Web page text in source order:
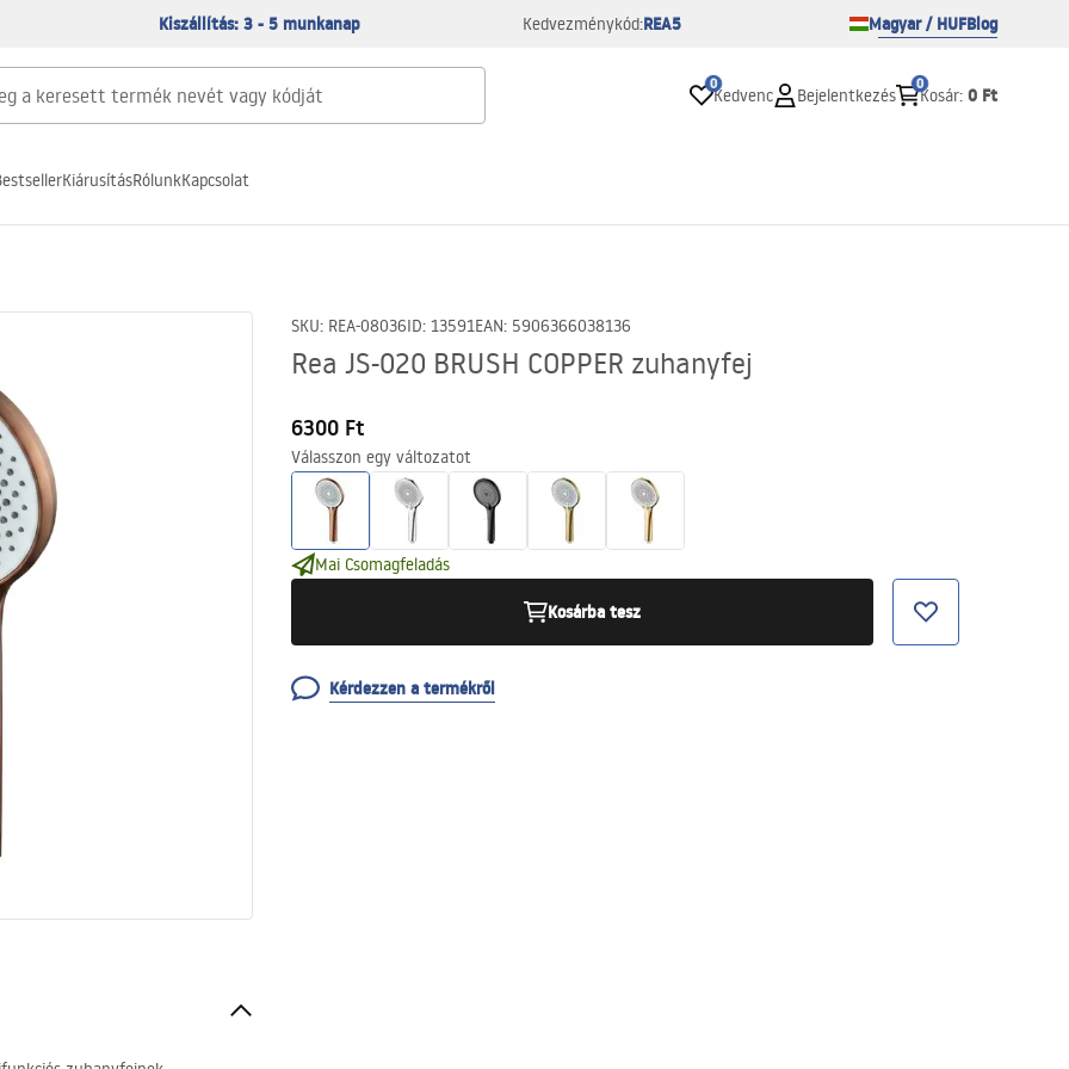
Kiszállítás: 3 - 5 munkanap Kedvezménykód:REA5 Magyar / HUFBlog
0
Kedvenc Bejelentkezés
0
Kosár: 0 Ft
KiárusításRólunkKapcsolat
SKU: REA-08036ID: 13591EAN: 5906366038136
Rea JS-020 BRUSH COPPER zuhanyfej
6300 Ft
Válasszon egy változatot
Mai Csomagfeladás
Kosárba tesz
Kérdezzen a termékről